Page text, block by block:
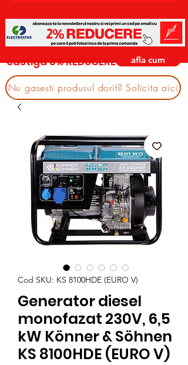
castiga 3% REDUCERE afla cum
Nu gasesti produsul dorit? Solicita aici
Cod SKU: KS 8100HDE (EURO V)
Generator diesel
monofazat 230V, 6,5
kW Könner & Söhnen
KS 8100HDE (EURO V)